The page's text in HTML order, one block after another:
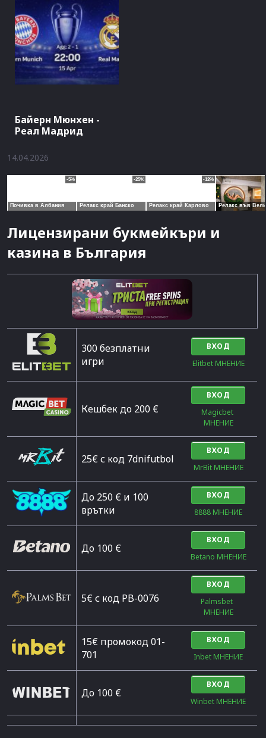
Байерн Мюнхен -
Реал Мадрид
14.04.2026
Лицензирани букмейкъри и
казина в България
300 безплатни
игри
ВХОД
Elitbet МНЕНИЕ
Кешбек до 200 €
ВХОД
Magicbet
МНЕНИЕ
25€ с код 7dnifutbol
ВХОД
MrBit МНЕНИЕ
До 250 € и 100
врътки
ВХОД
8888 МНЕНИЕ
Дo 100 €
ВХОД
Betano МНЕНИЕ
5€ с код PB-0076
ВХОД
Palmsbet
МНЕНИЕ
15€ промокод 01-
701
ВХОД
Inbet МНЕНИЕ
До 100 €
ВХОД
Winbet МНЕНИЕ